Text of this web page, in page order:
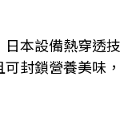
本設備熱穿透技
封鎖營養美味，